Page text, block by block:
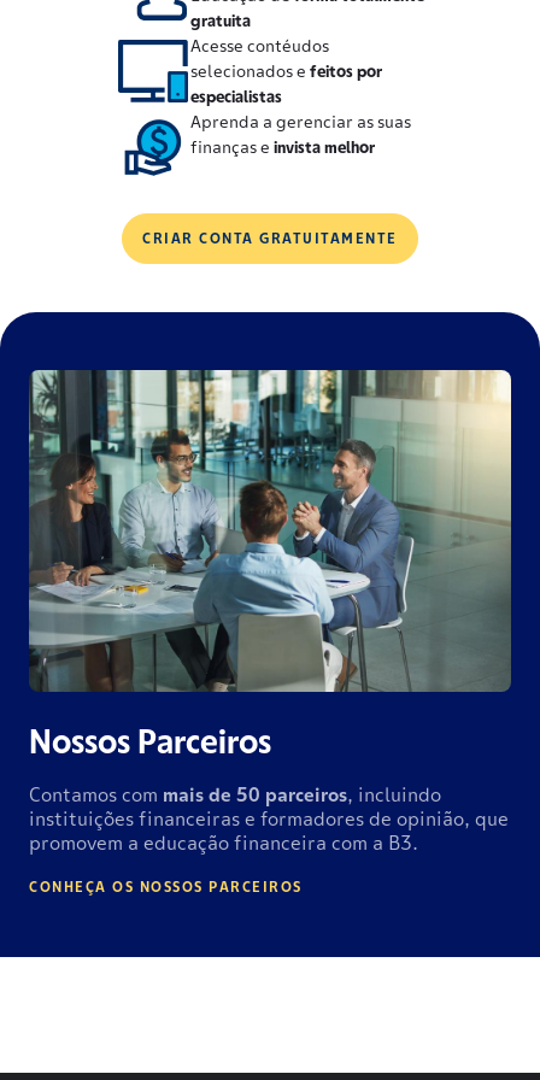
gratuita
Acesse contéudos
selecionados e feitos por
especialistas
Aprenda a gerenciar as suas
finanças e invista melhor
CRIAR CONTA GRATUITAMENTE
Nossos Parceiros
Contamos com mais de 50 parceiros, incluindo
instituições financeiras e formadores de opinião, que
promovem a educação financeira com a B3.
CONHEÇA OS NOSSOS PARCEIROS